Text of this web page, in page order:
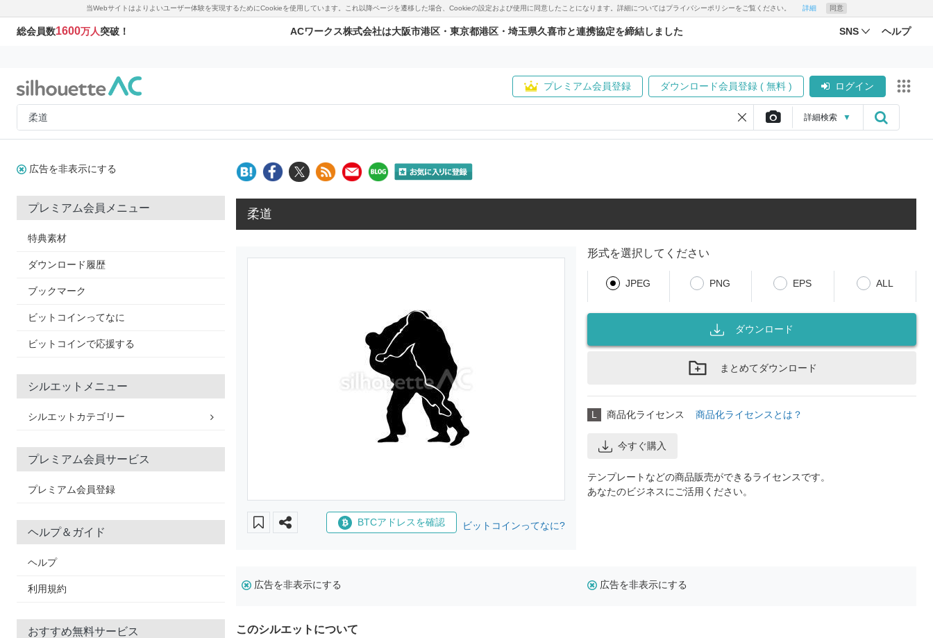
当Webサイトはよりよいユーザー体験を実現するためにCookieを使用しています。これ以降ページを遷移した場合、Cookieの設定および使用に同意したことになります。詳細についてはプライバシーポリシーをご覧ください。 詳細 同意
総会員数1600万人突破！ ACワークス株式会社は大阪市港区・東京都港区・埼玉県久喜市と連携協定を締結しました SNS ヘルプ
プレミアム会員登録 ダウンロード会員登録 ( 無料 ) ログイン
詳細検索 ▼
広告を非表示にする
プレミアム会員メニュー
特典素材
ダウンロード履歴
ブックマーク
ビットコインってなに
ビットコインで応援する
シルエットメニュー
シルエットカテゴリー
プレミアム会員サービス
プレミアム会員登録
ヘルプ＆ガイド
ヘルプ
利用規約
おすすめ無料サービス
柔道
BTCアドレスを確認 ビットコインってなに?
形式を選択してください
JPEG PNG EPS ALL
ダウンロード
まとめてダウンロード
L 商品化ライセンス 商品化ライセンスとは？
今すぐ購入
テンプレートなどの商品販売ができるライセンスです。
あなたのビジネスにご活用ください。
広告を非表示にする 広告を非表示にする
このシルエットについて